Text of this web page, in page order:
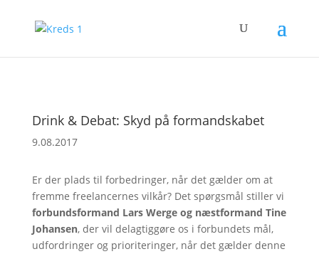
Drink & Debat: Skyd på formandskabet
9.08.2017
Er der plads til forbedringer, når det gælder om at
fremme freelancernes vilkår? Det spørgsmål stiller vi
forbundsformand Lars Werge og næstformand Tine
Johansen, der vil delagtiggøre os i forbundets mål,
udfordringer og prioriteringer, når det gælder denne